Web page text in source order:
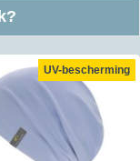
te versturen
maar
gratis retour isniet
of track&trace code
wij de helft aan
zonder
retourkosten wel
UV-bescherming